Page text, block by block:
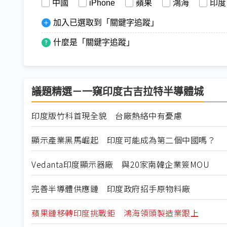
中國 iPhone 蘋果 鴻海 印度
加入已選取到「關鍵字追蹤」
什麼是「關鍵字追蹤」
議題精選－一窺印度古吉拉特半導體城
印度版竹科首現全貌 台廠熱絡中有憂慮
顯示產業黑馬崛起 印度可能成為第二個中國嗎？
Vedanta印度顯示器廠 與20家南韓企業簽MOU
完善半導體供應鏈 印度政府招手原物料廠
蘋果鏈移轉印度挑戰鉅 鴻海領頭製造業跟上